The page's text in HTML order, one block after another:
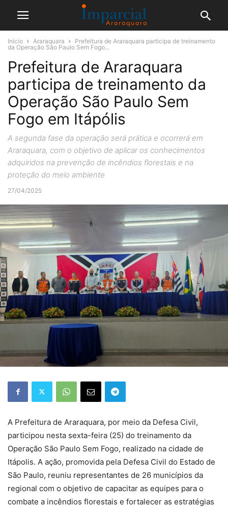
Início Araraquara
Prefeitura de Araraquara participa de treinamento
da Operação São Paulo Sem Fogo...
Prefeitura de Araraquara
participa de treinamento da
Operação São Paulo Sem
Fogo em Itápólis
A segunda fase da operação será prática e ocorrerá em
Araraquara, com o objetivo de aplicar os conhecimentos
adquiridos na prevenção de incêndios florestais e na
proteção do meio ambiente
27/04/2025
A Prefeitura de Araraquara, por meio da Defesa Civil,
participou nesta sexta-feira (25) do treinamento da
Operação São Paulo Sem Fogo, realizado na cidade de
Itápolis. A ação, promovida pela Defesa Civil do Estado de
São Paulo, reuniu representantes de 26 municípios da
regional com o objetivo de capacitar as equipes para o
combate a incêndios florestais e fortalecer as estratégias